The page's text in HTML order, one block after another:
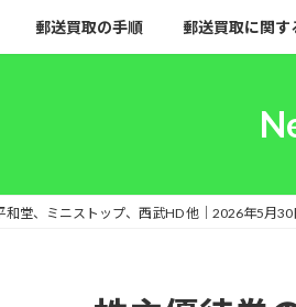
郵送買取の手順 郵送買取に関す
堂、ミニストップ、西武HD 他｜2026年5月30